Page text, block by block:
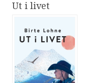
Ut i livet